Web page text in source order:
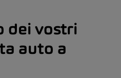
dei vostri
auto a